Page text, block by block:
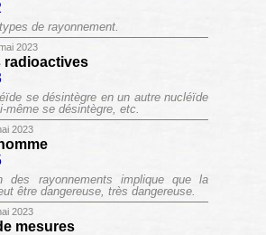
de rayonnement.
2023
radioactives
se désintègre en un autre nucléïde
même se désintègre, etc.
2023
des rayonnements implique que la
être dangereuse, très dangereuse.
2023
mesures